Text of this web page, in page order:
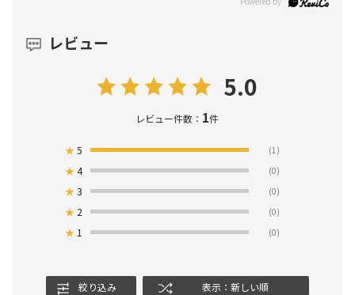
レビュー
5.0
レビュー件数： 1件
★5 (1)
★4 (0)
★3 (0)
★ 2 (0)
★ 1 (0)
絞り込み 表示：新しい順